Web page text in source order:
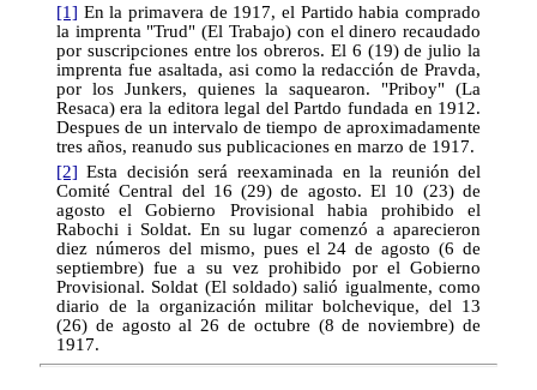
[1] En la primavera de 1917, el Partido habia comprado
la imprenta "Trud" (El Trabajo) con el dinero recaudado
por suscripciones entre los obreros. El 6 (19) de julio la
imprenta fue asaltada, asi como la redacción de Pravda,
por los Junkers, quienes la saquearon. "Priboy" (La
Resaca) era la editora legal del Partdo fundada en 1912.
Despues de un intervalo de tiempo de aproximadamente
tres años, reanudo sus publicaciones en marzo de 1917.
[2] Esta decisión será reexaminada en la reunión del
Comité Central del 16 (29) de agosto. El 10 (23) de
agosto el Gobierno Provisional habia prohibido el
Rabochi i Soldat. En su lugar comenzó a aparecieron
diez números del mismo, pues el 24 de agosto (6 de
septiembre) fue a su vez prohibido por el Gobierno
Provisional. Soldat (El soldado) salió igualmente, como
diario de la organización militar bolchevique, del 13
(26) de agosto al 26 de octubre (8 de noviembre) de
1917.